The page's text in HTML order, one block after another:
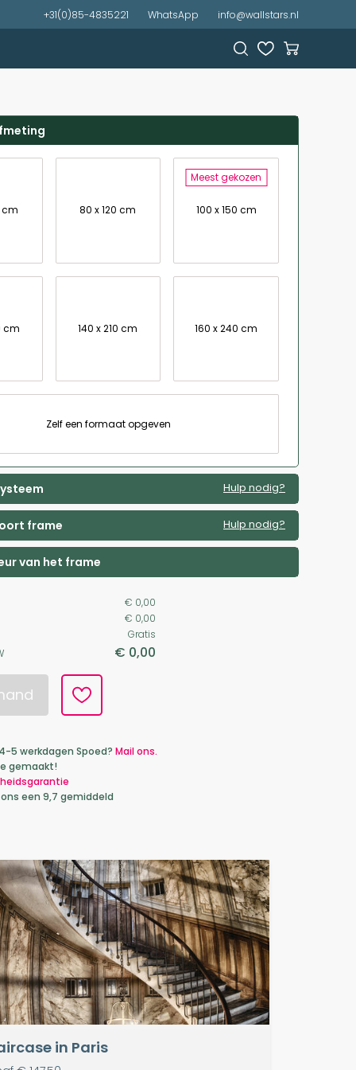
+31(0)85-4835221 WhatsApp info@wallstars.nl
cm 80 x 120 cm
Meest gekozen
100 x 150 cm
cm 140 x 210 cm 160 x 240 cm
Zelf een formaat opgeven
Hulp nodig?
frame Hulp nodig?
van het frame
€ 0,00
€ 0,00
Gratis
€ 0,00
5 werkdagen Spoed? Mail ons.
gemaakt!
een 9,7 gemiddeld
in Paris